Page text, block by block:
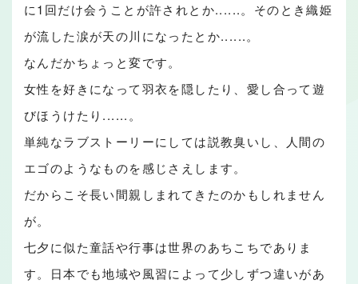
に1回だけ会うことが許されとか......。そのとき織姫
が流した涙が天の川になったとか......。
なんだかちょっと変です。
女性を好きになって羽衣を隠したり、愛し合って遊
びほうけたり......。
単純なラブストーリーにしては説教臭いし、人間の
エゴのようなものを感じさえします。
だからこそ長い間親しまれてきたのかもしれません
が。
七夕に似た童話や行事は世界のあちこちでありま
す。日本でも地域や風習によって少しずつ違いがあ